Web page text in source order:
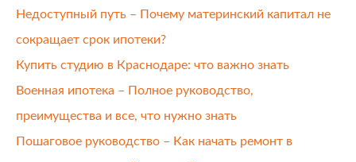
Недоступный путь – Почему материнский капитал не
сокращает срок ипотеки?
Купить студию в Краснодаре: что важно знать
Военная ипотека – Полное руководство,
преимущества и все, что нужно знать
Пошаговое руководство – Как начать ремонт в